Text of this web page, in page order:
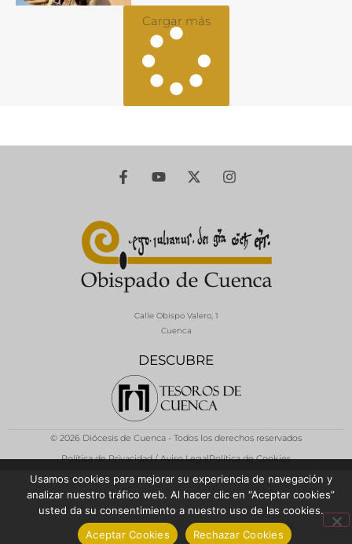
Cargar más
DESCUBRE
Calle Obispo Valero, 1
Cuenca
© 2026 Diócesis de Cuenca - Todos los derechos reservados
Política de Privacidad / Aviso LegalPolítica de Cookies
Usamos cookies para mejorar su experiencia de navegación y
analizar nuestro tráfico web. Al hacer clic en “Aceptar cookies”
usted da su consentimiento a nuestro uso de las cookies.
Aceptar Cookies
Rechazar Cookies